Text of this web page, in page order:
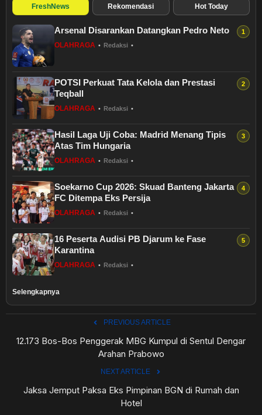
FreshNews Rekomendasi Hot Today
Arsenal Disarankan Datangkan Pedro Neto
OLAHRAGA • Redaksi •
POTSI Perkuat Tata Kelola dan Prestasi
Teqball
OLAHRAGA • Redaksi •
Hasil Laga Uji Coba: Madrid Menang Tipis
Atas Tim Hungaria
OLAHRAGA • Redaksi •
Soekarno Cup 2026: Skuad Banteng Jakarta
FC Ditempa Eks Persija
OLAHRAGA • Redaksi •
16 Peserta Audisi PB Djarum ke Fase
Karantina
OLAHRAGA • Redaksi •
Selengkapnya
PREVIOUS ARTICLE
12.173 Bos-Bos Penggerak MBG Kumpul di Sentul Dengar
Arahan Prabowo
NEXT ARTICLE
Jaksa Jemput Paksa Eks Pimpinan BGN di Rumah dan
Hotel